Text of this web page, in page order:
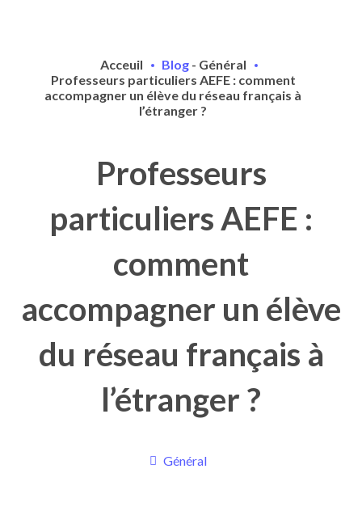
Acceuil Blog - Général
Professeurs particuliers AEFE : comment
accompagner un élève du réseau français à
l’étranger ?
Professeurs
particuliers AEFE :
comment
accompagner un élève
du réseau français à
l’étranger ?
Général